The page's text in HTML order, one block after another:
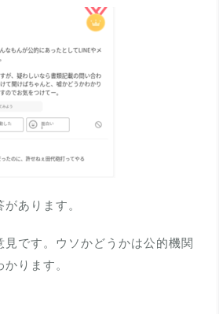
あります。
です。ウソかどうかは公的機関
ります。